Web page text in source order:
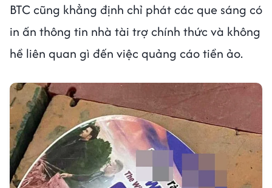
BTC cũng khẳng định chỉ phát các que sáng có
in ấn thông tin nhà tài trợ chính thức và không
hề liên quan gì đến việc quảng cáo tiền ảo.